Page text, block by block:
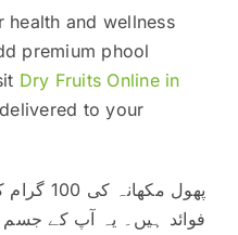
health and wellness
premium phool
Dry Fruits Online in
to your
پھول